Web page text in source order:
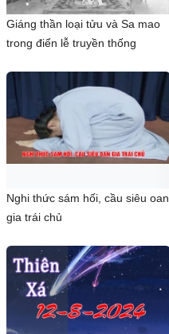
Giáng thần loại tửu và Sa mao
trong điển lễ truyền thống
Nghi thức sám hối, cầu siêu oan
gia trái chủ